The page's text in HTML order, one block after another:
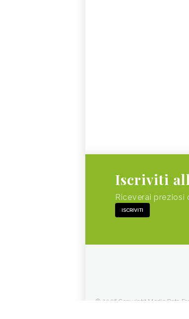
Iscriviti
Riceverai
ISCRIVITI
© 2026 Copyright Media Data